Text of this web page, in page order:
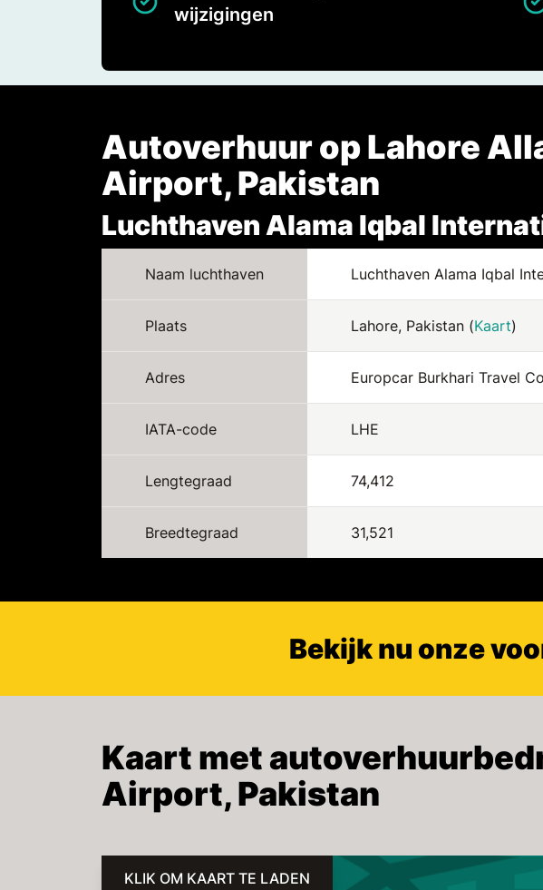
wijzigingen
Autoverhuur op Lahore
Airport, Pakistan
Luchthaven Alama Iqbal
Naam luchthaven Luchthaven Alama Iqbal
Plaats Lahore, Pakistan (Kaart)
Adres Europcar Burkhari Travel
IATA-code LHE
Lengtegraad 74,412
Breedtegraad 31,521
Bekijk nu onze
Kaart met
Airport, Pakistan
KLIK OM KAART TE LADEN